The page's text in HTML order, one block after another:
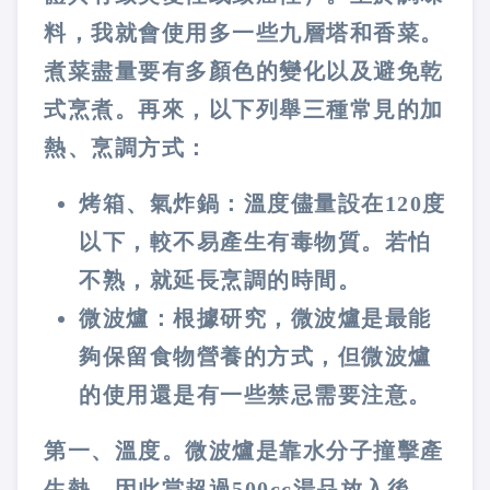
料，我就會使用多一些九層塔和香菜。
煮菜盡量要有多顏色的變化以及避免乾
式烹煮。再來，以下列舉三種常見的加
熱、烹調方式：
烤箱、氣炸鍋：溫度儘量設在120度
以下，較不易產生有毒物質。若怕
不熟，就延長烹調的時間。
微波爐：根據研究，微波爐是最能
夠保留食物營養的方式，但微波爐
的使用還是有一些禁忌需要注意。
第一、溫度。微波爐是靠水分子撞擊產